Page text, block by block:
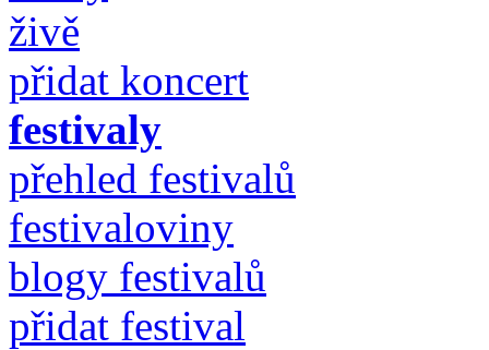
živě
přidat koncert
festivaly
přehled festivalů
festivaloviny
blogy festivalů
přidat festival